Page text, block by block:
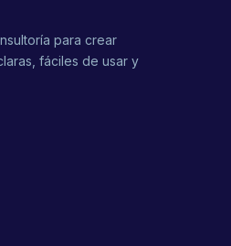
para crear
fáciles de usar y